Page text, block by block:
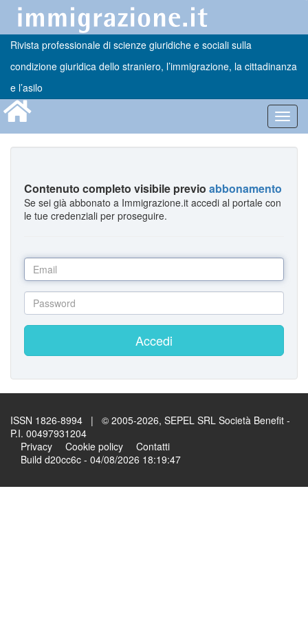
Rivista professionale di scienze giuridiche e sociali sulla
condizione giuridica dello straniero, l’immigrazione, la cittadinanza
e l’asilo
Contenuto completo visibile previo abbonamento
Se sei già abbonato a Immigrazione.it accedi al portale con
le tue credenziali per proseguire.
Accedi
ISSN 1826-8994 | © 2005-2026, SEPEL SRL Società Benefit -
P.I. 00497931204
Privacy
Cookie policy
Contatti
Build d20cc6c - 04/08/2026 18:19:47